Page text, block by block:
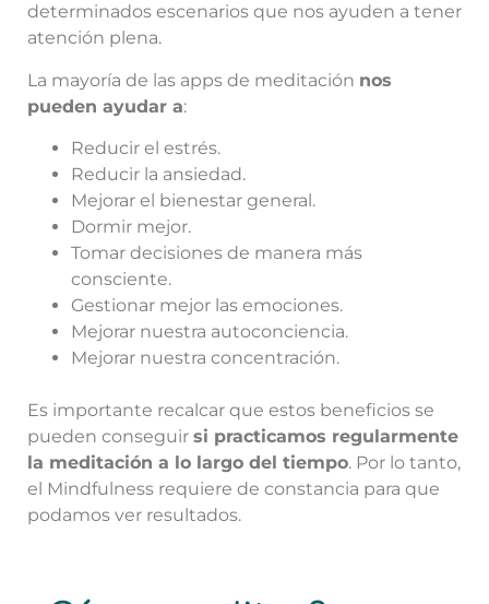
determinados escenarios que nos ayuden a tener
atención plena.
La mayoría de las apps de meditación nos
pueden ayudar a:
Reducir el estrés.
Reducir la ansiedad.
Mejorar el bienestar general.
Dormir mejor.
Tomar decisiones de manera más
consciente.
Gestionar mejor las emociones.
Mejorar nuestra autoconciencia.
Mejorar nuestra concentración.
Es importante recalcar que estos beneficios se
pueden conseguir si practicamos regularmente
la meditación a lo largo del tiempo. Por lo tanto,
el Mindfulness requiere de constancia para que
podamos ver resultados.